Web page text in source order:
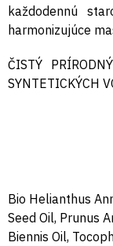
každodennú
harmonizujúce
ČISTÝ
SYNTETICKÝCH
Bio Helianthus
Seed Oil, Prunus
Biennis Oil,